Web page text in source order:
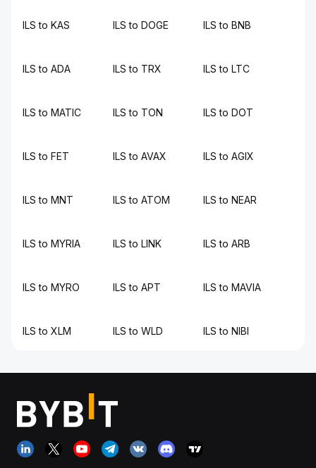
ILS to KAS ILS to DOGE ILS to BNB
ILS to ADA ILS to TRX ILS to LTC
ILS to MATIC ILS to TON ILS to DOT
ILS to FET ILS to AVAX ILS to AGIX
ILS to MNT ILS to ATOM ILS to NEAR
ILS to MYRIA ILS to LINK ILS to ARB
ILS to MYRO ILS to APT ILS to MAVIA
ILS to XLM ILS to WLD ILS to NIBI